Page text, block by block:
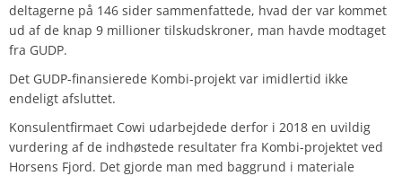
deltagerne på 146 sider sammenfattede, hvad der var kommet
ud af de knap 9 millioner tilskudskroner, man havde modtaget
fra GUDP.
Det GUDP-finansierede Kombi-projekt var imidlertid ikke
endeligt afsluttet.
Konsulentfirmaet Cowi udarbejdede derfor i 2018 en uvildig
vurdering af de indhøstede resultater fra Kombi-projektet ved
Horsens Fjord. Det gjorde man med baggrund i materiale